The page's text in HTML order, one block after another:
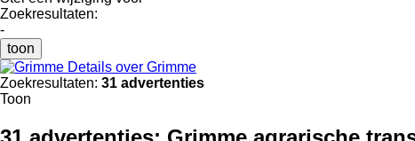
Zoekresultaten:
-
toon
Details over Grimme
Zoekresultaten: 31 advertenties
Toon